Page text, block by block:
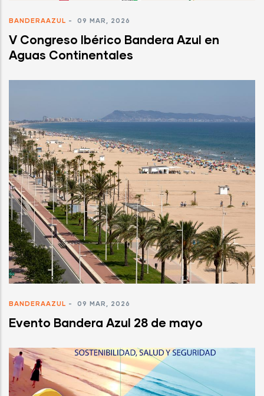
BANDERAAZUL - 09 MAR, 2026
V Congreso Ibérico Bandera Azul en
Aguas Continentales
BANDERAAZUL - 09 MAR, 2026
Evento Bandera Azul 28 de mayo